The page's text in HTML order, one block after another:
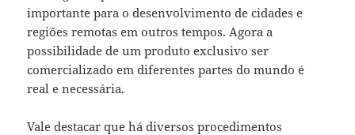
importante para o desenvolvimento de cidades e
regiões remotas em outros tempos. Agora a
possibilidade de um produto exclusivo ser
comercializado em diferentes partes do mundo é
real e necessária.
Vale destacar que há diversos procedimentos